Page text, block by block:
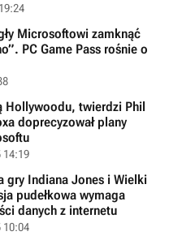
Microsoftowi zamknąć
PC Game Pass rośnie o
Hollywoodu, twierdzi Phil
doprecyzował plany
14:19
gry Indiana Jones i Wielki
pudełkowa wymaga
danych z internetu
10:04